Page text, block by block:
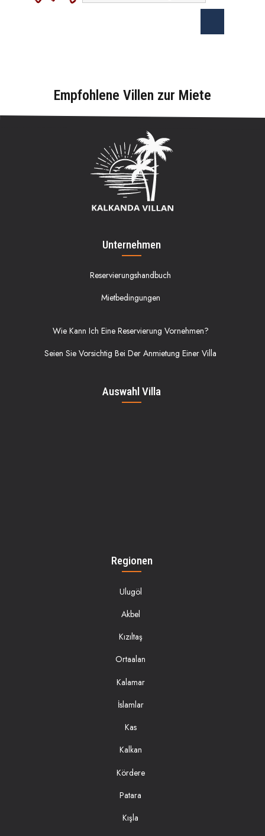
Empfohlene Villen zur Miete
Unternehmen
Reservierungshandbuch
Mietbedingungen
Wie Kann Ich Eine Reservierung Vornehmen?
Seien Sie Vorsichtig Bei Der Anmietung Einer Villa
Auswahl Villa
Regionen
Ulugöl
Akbel
Kızıltaş
Ortaalan
Kalamar
İslamlar
Kas
Kalkan
Kördere
Patara
Kışla